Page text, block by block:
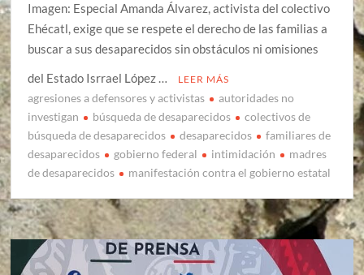
Imagen: Especial Amanda Álvarez, activista del colectivo
Ehécatl, exige que se respete el derecho de las familias a
buscar a sus desaparecidos sin obstáculos ni omisiones
del Estado Isrrael López …
LEER MÁS
agresiones a defensores y activistas
autoridades no
investigan
búsqueda de desaparecidos
colectivos de
búsqueda de desaparecidos
desaparecidos
familiares de
desaparecidos
gobierno federal intimidación
madres
de desaparecidos
manifestación contra el gobierno estatal